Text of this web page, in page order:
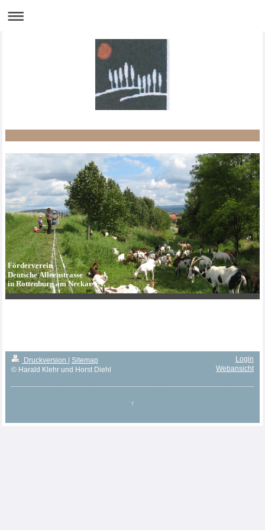
Förderverein
Deutsche Alleenstrasse
in Rottenburg am Neckar e.V.
Druckversion | Sitemap
© Harald Klehr und Horst Diehl
Login
Webansicht
↑